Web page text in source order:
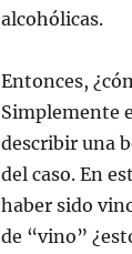
alcohólicas.
Entonces,
Simplemente
describir una
del caso. En
haber sido
de “vino”